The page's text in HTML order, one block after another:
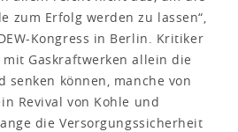
zum Erfolg werden zu lassen“,
Kongress in Berlin. Kritiker
Gaskraftwerken allein die
können, manche von
Revival von Kohle und
die Versorgungssicherheit